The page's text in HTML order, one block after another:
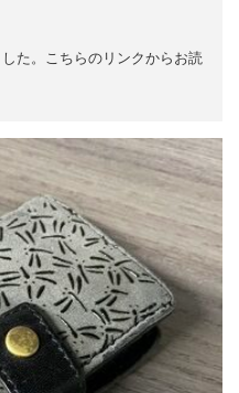
た。こちらのリンクからお読